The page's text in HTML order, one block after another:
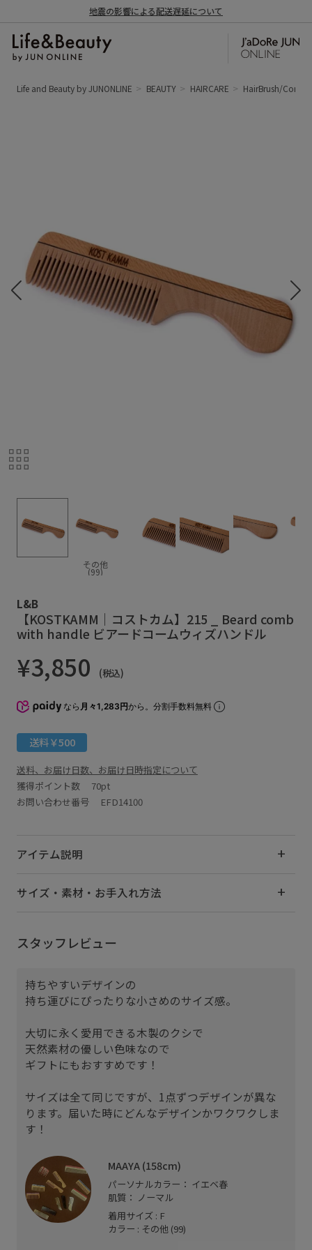
地震の影響による配送遅延について
Life and Beauty by JUNONLINE BEAUTY HAIRCARE HairBrush/Comb
その他
(99)
L&B
【KOSTKAMM｜コストカム】215 _ Beard comb
with handle ビアードコームウィズハンドル
¥3,850 (税込)
なら 月々1,283円から。分割手数料無料
送料￥500
送料、お届け日数、お届け日時指定について
獲得ポイント数 70pt
お問い合わせ番号 EFD14100
アイテム説明
サイズ・素材・お手入れ方法
スタッフレビュー
持ちやすいデザインの
持ち運びにぴったりな小さめのサイズ感。
大切に永く愛用できる木製のクシで
天然素材の優しい色味なので
ギフトにもおすすめです！
サイズは全て同じですが、1点ずつデザインが異な
ります。届いた時にどんなデザインかワクワクしま
す！
MAAYA (158cm)
パーソナルカラー： イエベ春
肌質： ノーマル
着用サイズ : F
カラー : その他 (99)